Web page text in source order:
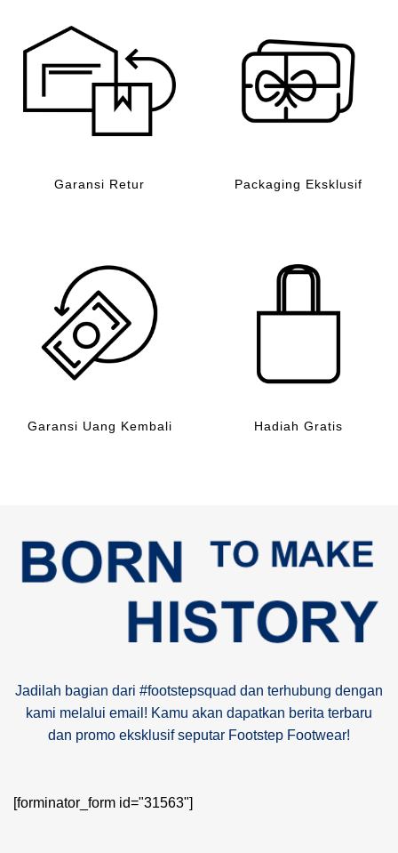
Garansi Retur Packaging Eksklusif
Garansi Uang Kembali Hadiah Gratis
Jadilah bagian dari #footstepsquad dan terhubung dengan
kami melalui email! Kamu akan dapatkan berita terbaru
dan promo eksklusif seputar Footstep Footwear!
[forminator_form id="31563"]